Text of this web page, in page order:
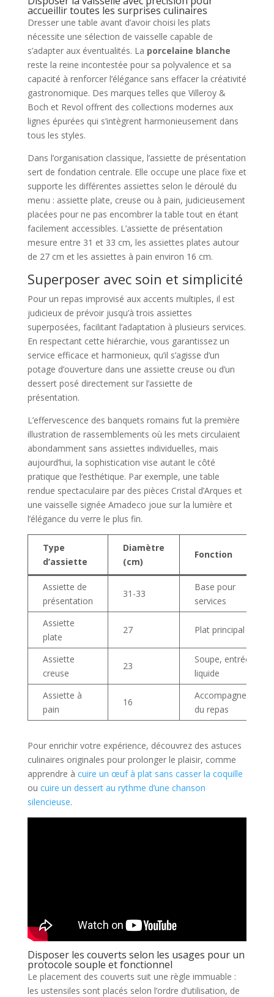
accueillir toutes les surprises culinaires
Dresser une table avant d’avoir choisi les plats
nécessite une sélection de vaisselle capable de
s’adapter aux éventualités. La porcelaine blanche
reste la reine incontestée pour sa polyvalence et sa
capacité à renforcer l’élégance sans effacer la créativité
gastronomique. Des marques telles que Villeroy &
Boch et Revol offrent des collections modernes aux
lignes épurées qui s’intègrent harmonieusement dans
tous les styles.
Dans l’organisation classique, l’assiette de présentation
sert de fondation centrale. Elle occupe une place fixe et
supporte les différentes assiettes selon le déroulé du
menu : assiette plate, creuse ou à pain, judicieusement
placées pour ne pas encombrer la table tout en étant
facilement accessibles. L’assiette de présentation
mesure entre 31 et 33 cm, les assiettes plates autour
de 27 cm et les assiettes à pain environ 16 cm.
Superposer avec soin et simplicité
Pour un repas improvisé aux accents multiples, il est
judicieux de prévoir jusqu’à trois assiettes
superposées, facilitant l’adaptation à plusieurs services.
En respectant cette hiérarchie, vous garantissez un
service efficace et harmonieux, qu’il s’agisse d’un
potage d’ouverture dans une assiette creuse ou d’un
dessert posé directement sur l’assiette de
présentation.
L’effervescence des banquets romains fut la première
illustration de rassemblements où les mets circulaient
abondamment sans assiettes individuelles, mais
aujourd’hui, la sophistication vise autant le côté
pratique que l’esthétique. Par exemple, une table
rendue spectaculaire par des pièces Cristal d’Arques et
une vaisselle signée Amadeco joue sur la lumière et
l’élégance du verre le plus fin.
Type
d’assiette
Diamètre
(cm)
Fonction
Assiette de
présentation
31-33
Base pour
services
Assiette
plate
27 Plat principal
Assiette
creuse
23
Soupe, entrée
liquide
Assiette à
pain
16
Accompagnement
du repas
Pour enrichir votre expérience, découvrez des astuces
culinaires originales pour prolonger le plaisir, comme
apprendre à cuire un œuf à plat sans casser la coquille
ou cuire un dessert au rythme d’une chanson
silencieuse.
Disposer les couverts selon les usages pour un
protocole souple et fonctionnel
Le placement des couverts suit une règle immuable :
les ustensiles sont placés selon l’ordre d’utilisation, de